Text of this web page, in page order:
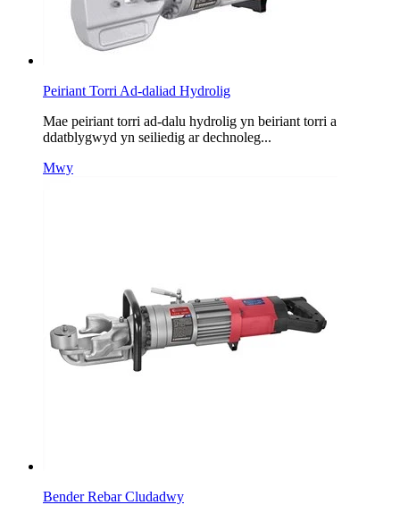
Peiriant Torri Ad-daliad Hydrolig
Mae peiriant torri ad-dalu hydrolig yn beiriant torri a
ddatblygwyd yn seiliedig ar dechnoleg...
Mwy
Bender Rebar Cludadwy